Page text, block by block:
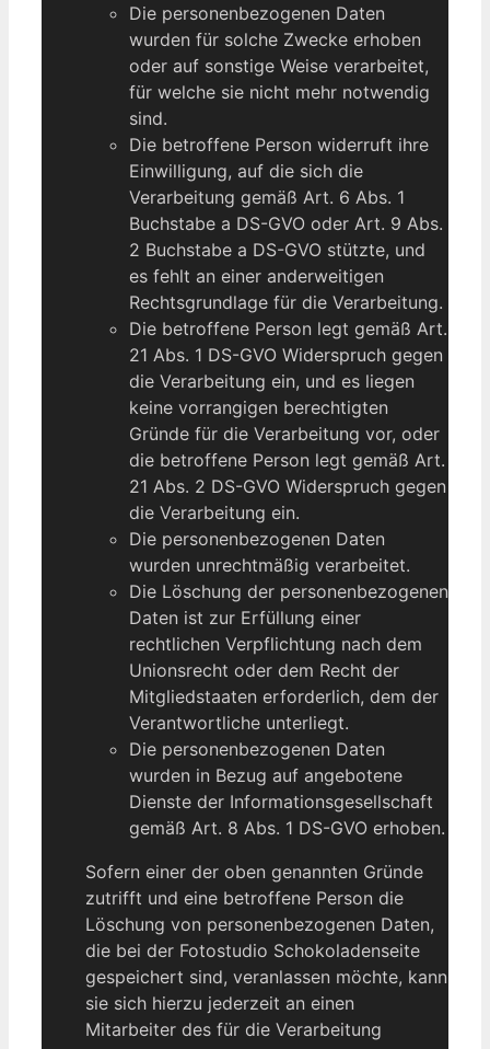
Die personenbezogenen Daten
wurden für solche Zwecke erhoben
oder auf sonstige Weise verarbeitet,
für welche sie nicht mehr notwendig
sind.
Die betroffene Person widerruft ihre
Einwilligung, auf die sich die
Verarbeitung gemäß Art. 6 Abs. 1
Buchstabe a DS-GVO oder Art. 9 Abs.
2 Buchstabe a DS-GVO stützte, und
es fehlt an einer anderweitigen
Rechtsgrundlage für die Verarbeitung.
Die betroffene Person legt gemäß Art.
21 Abs. 1 DS-GVO Widerspruch gegen
die Verarbeitung ein, und es liegen
keine vorrangigen berechtigten
Gründe für die Verarbeitung vor, oder
die betroffene Person legt gemäß Art.
21 Abs. 2 DS-GVO Widerspruch gegen
die Verarbeitung ein.
Die personenbezogenen Daten
wurden unrechtmäßig verarbeitet.
Die Löschung der personenbezogenen
Daten ist zur Erfüllung einer
rechtlichen Verpflichtung nach dem
Unionsrecht oder dem Recht der
Mitgliedstaaten erforderlich, dem der
Verantwortliche unterliegt.
Die personenbezogenen Daten
wurden in Bezug auf angebotene
Dienste der Informationsgesellschaft
gemäß Art. 8 Abs. 1 DS-GVO erhoben.
Sofern einer der oben genannten Gründe
zutrifft und eine betroffene Person die
Löschung von personenbezogenen Daten,
die bei der Fotostudio Schokoladenseite
gespeichert sind, veranlassen möchte, kann
sie sich hierzu jederzeit an einen
Mitarbeiter des für die Verarbeitung